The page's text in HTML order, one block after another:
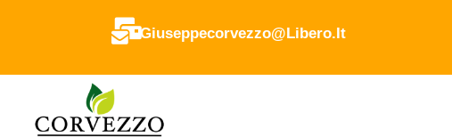
Giuseppecorvezzo@libero.it